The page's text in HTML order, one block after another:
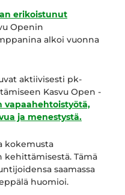
erikoistunut
Openin
alkoi vuonna
aktiivisesti pk-
Kasvu Open -
vapaahehtoistyötä,
ja menestystä.
kokemusta
Tämä
saamassa
huomioi.